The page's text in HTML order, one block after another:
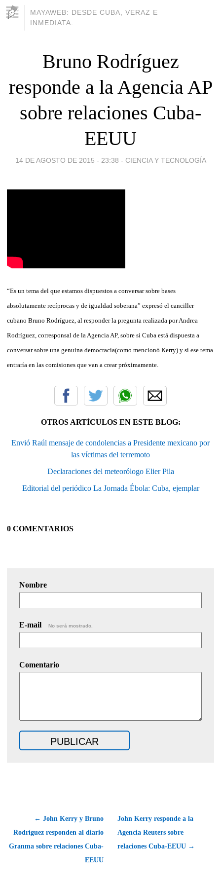
MAYAWEB: DESDE CUBA, VERAZ E
INMEDIATA.
Bruno Rodríguez
responde a la Agencia AP
sobre relaciones Cuba-
EEUU
14 DE AGOSTO DE 2015 - 23:38 - CIENCIA Y TECNOLOGÍA
“Es un tema del que estamos dispuestos a conversar sobre bases
absolutamente recíprocas y de igualdad soberana” expresó el canciller
cubano Bruno Rodríguez, al responder la pregunta realizada por Andrea
Rodríguez, corresponsal de la Agencia AP, sobre si Cuba está dispuesta a
conversar sobre una genuina democracia(como mencionó Kerry) y si ese tema
entraría en las comisiones que van a crear próximamente.
OTROS ARTÍCULOS EN ESTE BLOG:
Envió Raúl mensaje de condolencias a Presidente mexicano por
las víctimas del terremoto
Declaraciones del meteorólogo Elier Pila
Editorial del periódico La Jornada Ébola: Cuba, ejemplar
0 COMENTARIOS
Nombre
E-mail No será mostrado.
Comentario
← John Kerry y Bruno
Rodríguez responden al diario
Granma sobre relaciones Cuba-
EEUU
John Kerry responde a la
Agencia Reuters sobre
relaciones Cuba-EEUU →